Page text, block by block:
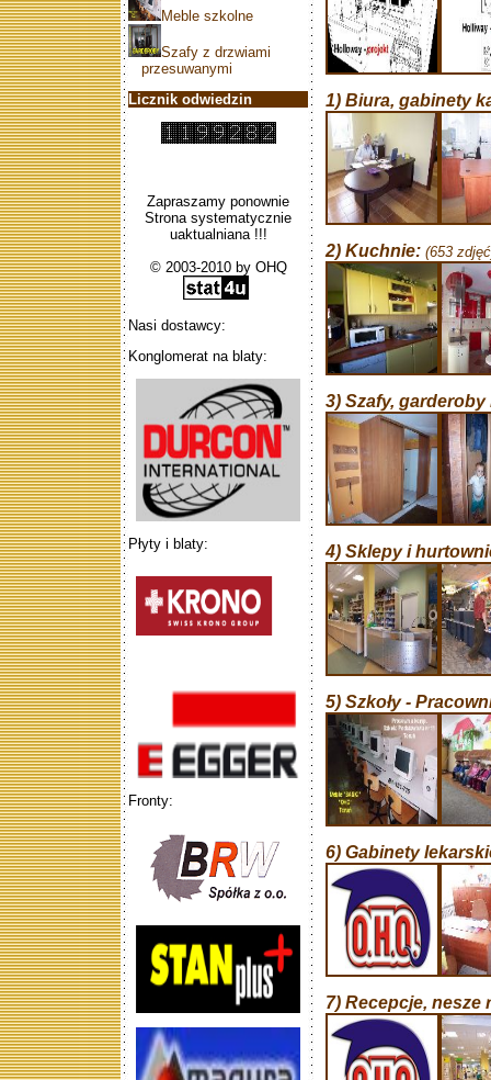
Meble szkolne
Szafy z drzwiami
przesuwanymi
Licznik odwiedzin
Zapraszamy ponownie
Strona systematycznie
uaktualniana !!!
© 2003-2010 by OHQ
Nasi dostawcy:
Konglomerat na blaty:
Płyty i blaty:
Fronty:
1) Biura, gabinety
2) Kuchnie: (653
3) Szafy,
4) Sklepy i
5) Szkoły -
6) Gabinety
7) Recepcje, nesze